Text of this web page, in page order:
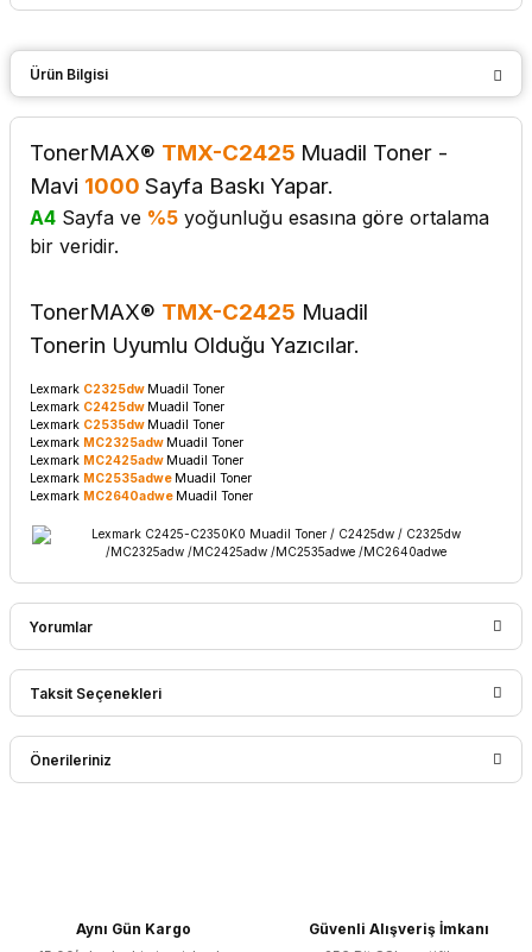
Ürün Bilgisi
TonerMAX® TMX-C2425 Muadil Toner -
Mavi 1000 Sayfa Baskı Yapar.
A4 Sayfa ve %5 yoğunluğu esasına göre ortalama
bir veridir.
TonerMAX® TMX-C2425 Muadil
Tonerin Uyumlu Olduğu Yazıcılar.
Lexmark C2325dw Muadil Toner
Lexmark C2425dw Muadil Toner
Lexmark C2535dw Muadil Toner
Lexmark MC2325adw Muadil Toner
Lexmark MC2425adw Muadil Toner
Lexmark MC2535adwe Muadil Toner
Lexmark MC2640adwe Muadil Toner
Yorumlar
Bu ürüne ilk yorumu siz yapın!
Taksit Seçenekleri
Önerileriniz
Aynı Gün Kargo
Güvenli Alışveriş İmkanı